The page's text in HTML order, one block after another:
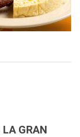
LA GRAN